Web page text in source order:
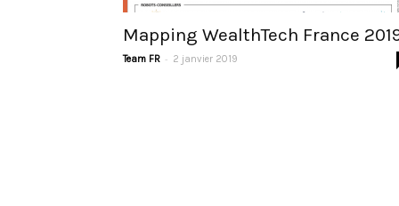
Mapping WealthTech France
Team FR - 2 janvier 2019